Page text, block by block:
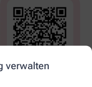
verwalten